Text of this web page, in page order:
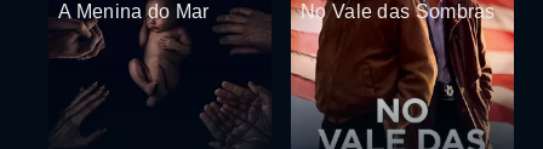
A Menina do Mar No Vale das Sombras